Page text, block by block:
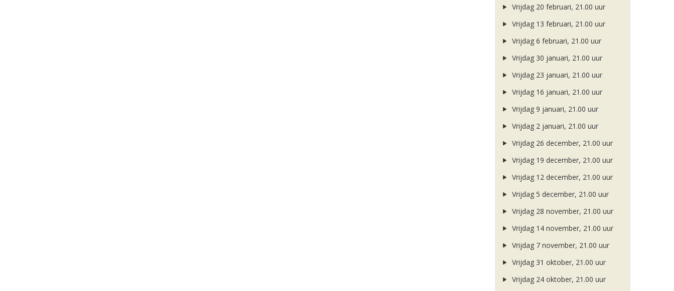
Vrijdag 20 februari, 21.00 uur
Vrijdag 13 februari, 21.00 uur
Vrijdag 6 februari, 21.00 uur
Vrijdag 30 januari, 21.00 uur
Vrijdag 23 januari, 21.00 uur
Vrijdag 16 januari, 21.00 uur
Vrijdag 9 januari, 21.00 uur
Vrijdag 2 januari, 21.00 uur
Vrijdag 26 december, 21.00 uur
Vrijdag 19 december, 21.00 uur
Vrijdag 12 december, 21.00 uur
Vrijdag 5 december, 21.00 uur
Vrijdag 28 november, 21.00 uur
Vrijdag 14 november, 21.00 uur
Vrijdag 7 november, 21.00 uur
Vrijdag 31 oktober, 21.00 uur
Vrijdag 24 oktober, 21.00 uur